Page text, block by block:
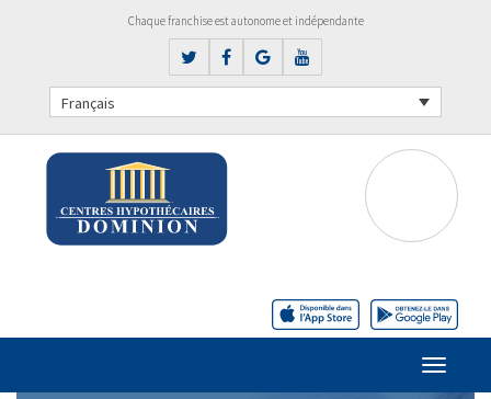
Chaque franchise est autonome et indépendante
Français